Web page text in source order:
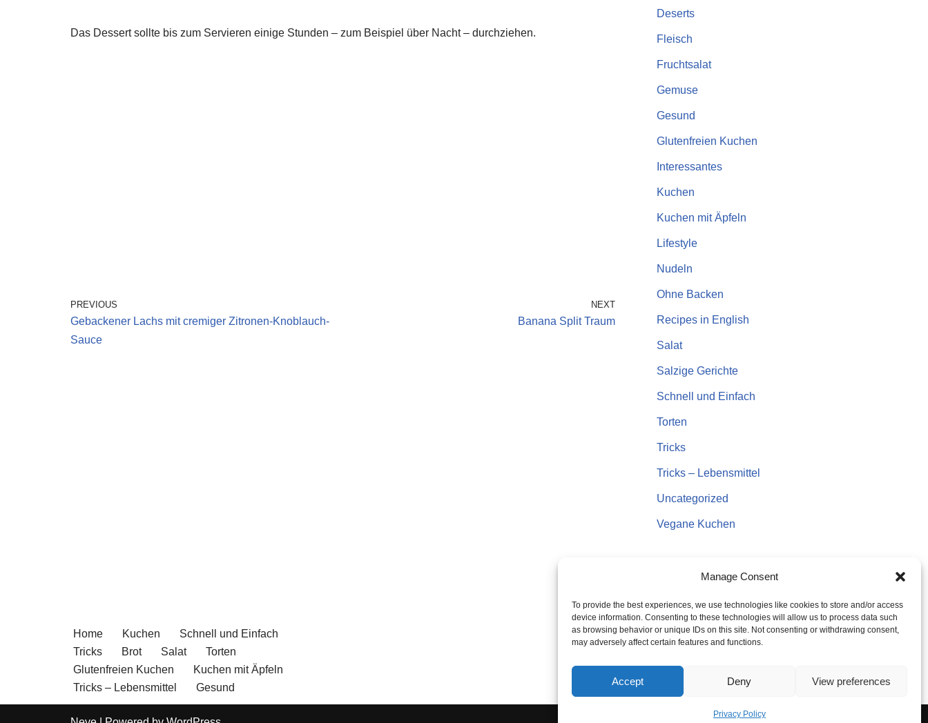
Manage Consent
To provide the best experiences, we use technologies like cookies to store and/or access
device information. Consenting to these technologies will allow us to process data such
as browsing behavior or unique IDs on this site. Not consenting or withdrawing consent,
may adversely affect certain features and functions.
Accept Deny View preferences
Privacy Policy
Das Dessert sollte bis zum Servieren einige Stunden – zum Beispiel über Nacht – durchziehen.
PREVIOUS
Gebackener Lachs mit cremiger Zitronen-Knoblauch-
Sauce
NEXT
Banana Split Traum
Deserts
Fleisch
Fruchtsalat
Gemuse
Gesund
Glutenfreien Kuchen
Interessantes
Kuchen
Kuchen mit Äpfeln
Lifestyle
Nudeln
Ohne Backen
Recipes in English
Salat
Salzige Gerichte
Schnell und Einfach
Torten
Tricks
Tricks – Lebensmittel
Uncategorized
Vegane Kuchen
Home Kuchen
Schnell und Einfach
Tricks
Brot Salat
Torten
Glutenfreien Kuchen
Kuchen mit Äpfeln
Tricks – Lebensmittel
Gesund